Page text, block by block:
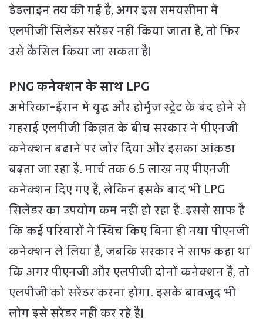
डेडलाइन तय की गई है, अगर इस समयसीमा में
एलपीजी सिलेंडर सरेंडर नहीं किया जाता है, तो फिर
उसे कैंसिल किया जा सकता है।
PNG कनेक्शन के साथ LPG
अमेरिका-ईरान में युद्ध और होर्मुज स्ट्रेट के बंद होने से
गहराई एलपीजी किल्लत के बीच सरकार ने पीएनजी
कनेक्शन बढ़ाने पर जोर दिया और इसका आंकड़ा
बढ़ता जा रहा है. मार्च तक 6.5 लाख नए पीएनजी
कनेक्‍शन दिए गए हैं, लेकिन इसके बाद भी LPG
सिलेंडर का उपयोग कम नहीं हो रहा है. इससे साफ है
कि कई परिवारों ने स्विच किए बिना ही नया पीएनजी
कनेक्‍शन ले लिया है, जबकि सरकार ने साफ कहा था
कि अगर पीएनजी और एलपीजी दोनों कनेक्‍शन हैं, तो
एलपीजी को सरेंडर करना होगा. इसके बावजूद भी
लोग इसे सरेंडर नहीं कर रहे हैं।